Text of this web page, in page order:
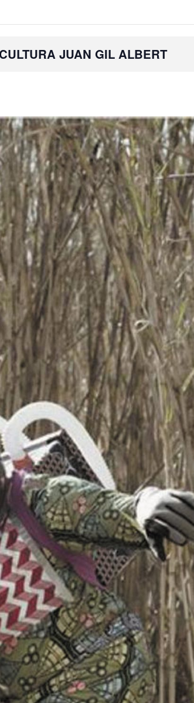
JUAN GIL ALBERT